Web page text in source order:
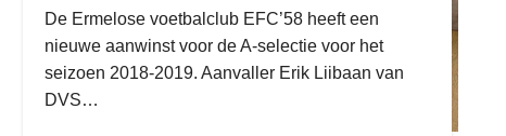
De Ermelose voetbalclub EFC’58 heeft een
nieuwe aanwinst voor de A-selectie voor het
seizoen 2018-2019. Aanvaller Erik Liibaan van
DVS…